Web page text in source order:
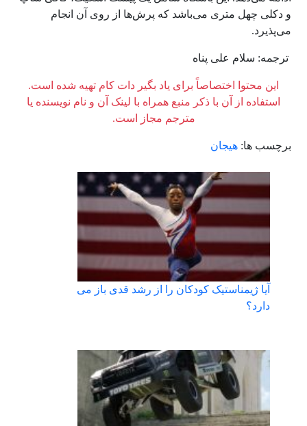
و دکلی چهل متری می‌باشد که پرش‌ها از روی آن انجام
می‌پذیرد.
ترجمه: سلام علی پناه
این محتوا اختصاصاً برای یاد بگیر دات کام تهیه شده است.
استفاده از آن با ذکر منبع همراه با لینک آن و نام نویسنده یا
مترجم مجاز است.
برچسب ها: هیجان
آیا ژیمناستیک کودکان را از رشد قدی باز می
دارد؟